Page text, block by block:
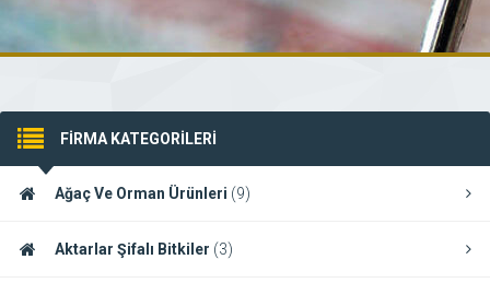
FİRMA KATEGORİLERİ
Ağaç Ve Orman Ürünleri (9)
Aktarlar Şifalı Bitkiler (3)